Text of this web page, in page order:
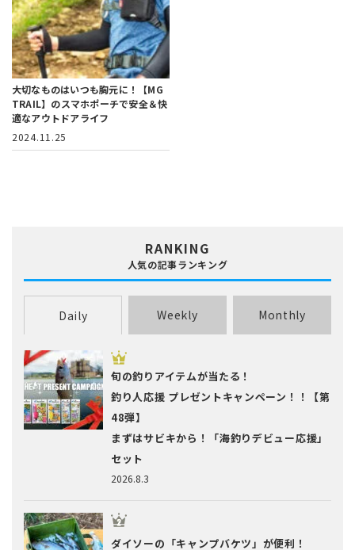
大切なものはいつも胸元に！
【MG
TRAIL】のスマホポーチで安全＆快
適なアウトドアライフ
2024.11.25
RANKING
人気の記事ランキング
Daily Weekly Monthly
2026.8.3
旬の釣りアイテムが当たる！
釣り人応援 プレゼントキャンペーン！！【第
48弾】
まずはサビキから！「海釣りデビュー応援」
セット
ダイソーの「キャンプバケツ」が便利！